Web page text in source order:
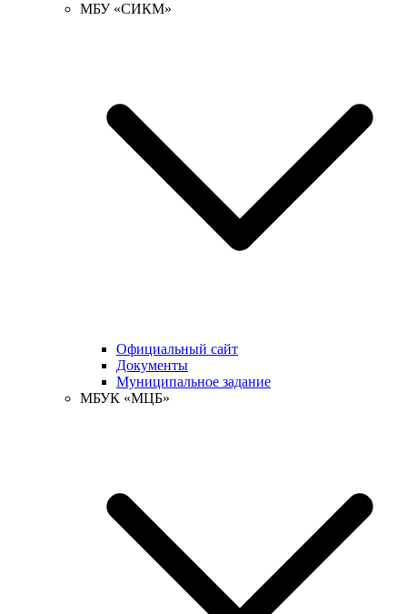
МБУ «СИКМ»
Официальный сайт
Документы
Муниципальное задание
МБУК «МЦБ»